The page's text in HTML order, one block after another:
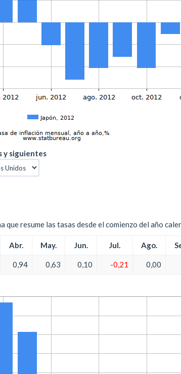
y siguientes
resume las tasas desde el comienzo del año
Abr. May. Jun. Jul. Ago.
0,94 0,63 0,10 -0,21 0,00